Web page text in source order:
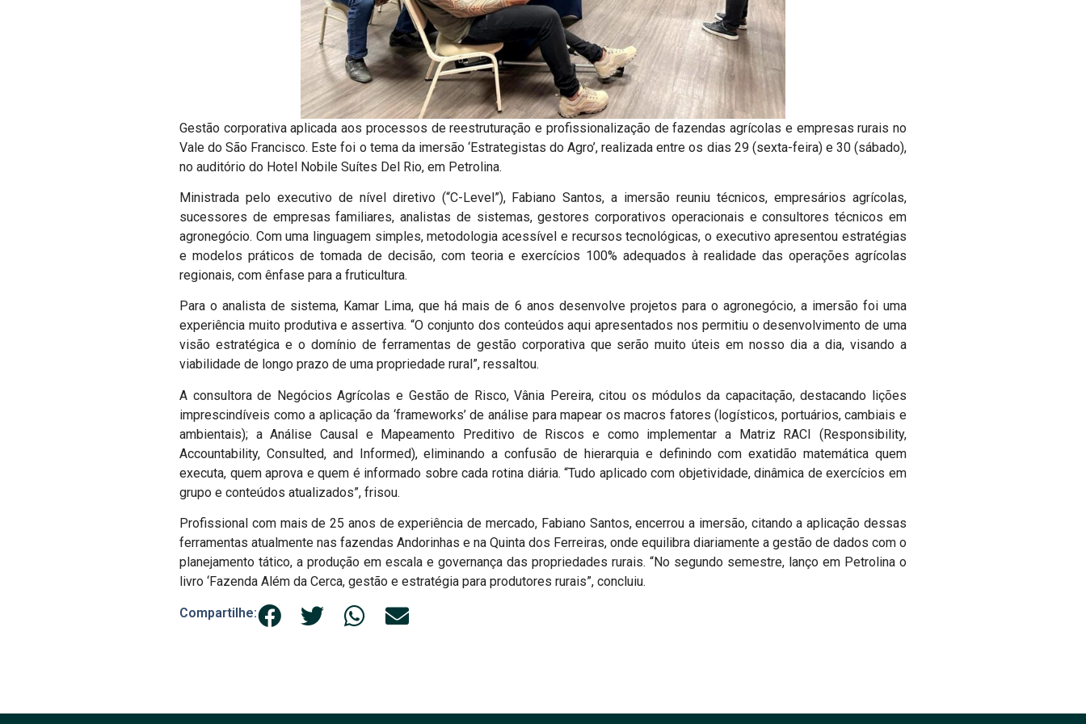
Gestão corporativa aplicada aos processos de reestruturação e profissionalização de fazendas agrícolas e empresas rurais no
Vale do São Francisco. Este foi o tema da imersão ‘Estrategistas do Agro’, realizada entre os dias 29 (sexta-feira) e 30 (sábado),
no auditório do Hotel Nobile Suítes Del Rio, em Petrolina.
Ministrada pelo executivo de nível diretivo (“C-Level”), Fabiano Santos, a imersão reuniu técnicos, empresários agrícolas,
sucessores de empresas familiares, analistas de sistemas, gestores corporativos operacionais e consultores técnicos em
agronegócio. Com uma linguagem simples, metodologia acessível e recursos tecnológicas, o executivo apresentou estratégias
e modelos práticos de tomada de decisão, com teoria e exercícios 100% adequados à realidade das operações agrícolas
regionais, com ênfase para a fruticultura.
Para o analista de sistema, Kamar Lima, que há mais de 6 anos desenvolve projetos para o agronegócio, a imersão foi uma
experiência muito produtiva e assertiva. “O conjunto dos conteúdos aqui apresentados nos permitiu o desenvolvimento de uma
visão estratégica e o domínio de ferramentas de gestão corporativa que serão muito úteis em nosso dia a dia, visando a
viabilidade de longo prazo de uma propriedade rural”, ressaltou.
A consultora de Negócios Agrícolas e Gestão de Risco, Vânia Pereira, citou os módulos da capacitação, destacando lições
imprescindíveis como a aplicação da ‘frameworks’ de análise para mapear os macros fatores (logísticos, portuários, cambiais e
ambientais); a Análise Causal e Mapeamento Preditivo de Riscos e como implementar a Matriz RACI (Responsibility,
Accountability, Consulted, and Informed), eliminando a confusão de hierarquia e definindo com exatidão matemática quem
executa, quem aprova e quem é informado sobre cada rotina diária. “Tudo aplicado com objetividade, dinâmica de exercícios em
grupo e conteúdos atualizados”, frisou.
Profissional com mais de 25 anos de experiência de mercado, Fabiano Santos, encerrou a imersão, citando a aplicação dessas
ferramentas atualmente nas fazendas Andorinhas e na Quinta dos Ferreiras, onde equilibra diariamente a gestão de dados com o
planejamento tático, a produção em escala e governança das propriedades rurais. “No segundo semestre, lanço em Petrolina o
livro ‘Fazenda Além da Cerca, gestão e estratégia para produtores rurais”, concluiu.
Compartilhe: